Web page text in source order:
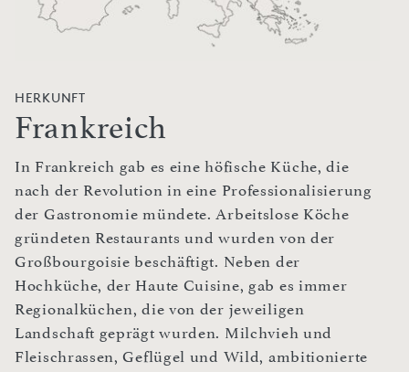
HERKUNFT
Frankreich
In Frankreich gab es eine höfische Küche, die
nach der Revolution in eine Professionalisierung
der Gastronomie mündete. Arbeitslose Köche
gründeten Restaurants und wurden von der
Großbourgoisie beschäftigt. Neben der
Hochküche, der Haute Cuisine, gab es immer
Regionalküchen, die von der jeweiligen
Landschaft geprägt wurden. Milchvieh und
Fleischrassen, Geflügel und Wild, ambitionierte